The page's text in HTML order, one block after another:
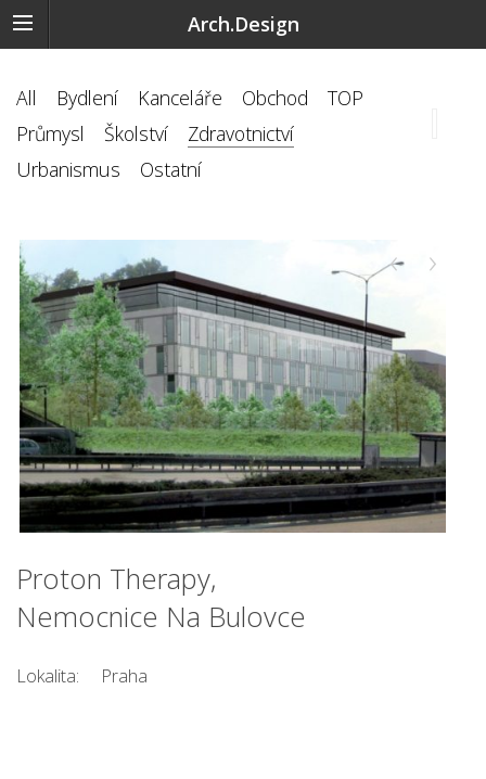
Arch.Design
All Bydlení Kanceláře Obchod
TOP
Průmysl
Školství
Zdravotnictví
Urbanismus
Ostatní
‹ ›
Proton Therapy,
Nemocnice Na Bulovce
Lokalita: Praha